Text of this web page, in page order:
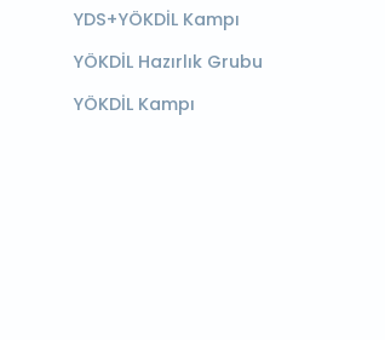
YDS+YÖKDİL Kampı
YÖKDİL Hazırlık Grubu
YÖKDİL Kampı